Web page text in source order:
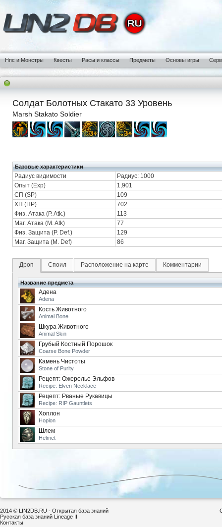
Нпс и Монстры Квесты Расы и классы Предметы Основы игры
Солдат Болотных Стакато 33 Уровень
Marsh Stakato Soldier
Базовые характеристики
Радиус видимости
Радиус: 1000
Опыт (Exp)
1,901
СП (SP)
109
ХП (HP)
702
Физ. Атака (P. Atk.)
113
Маг. Атака (M. Atk)
77
Физ. Защита (P. Def.)
129
Маг. Защита (M. Def)
86
Дроп Споил Расположение на карте Комментарии
Название предмета
Адена
Adena
Кость Животного
Animal Bone
Шкура Животного
Animal Skin
Грубый Костный Порошок
Coarse Bone Powder
Камень Чистоты
Stone of Purity
Рецепт: Ожерелье Эльфов
Recipe: Elven Necklace
Рецепт: Рваные Рукавицы
Recipe: RIP Gauntlets
Хоплон
Hoplon
Шлем
Helmet
2014 © LIN2DB.RU - Открытая база знаний
Русская база знаний Lineage II
Контакты